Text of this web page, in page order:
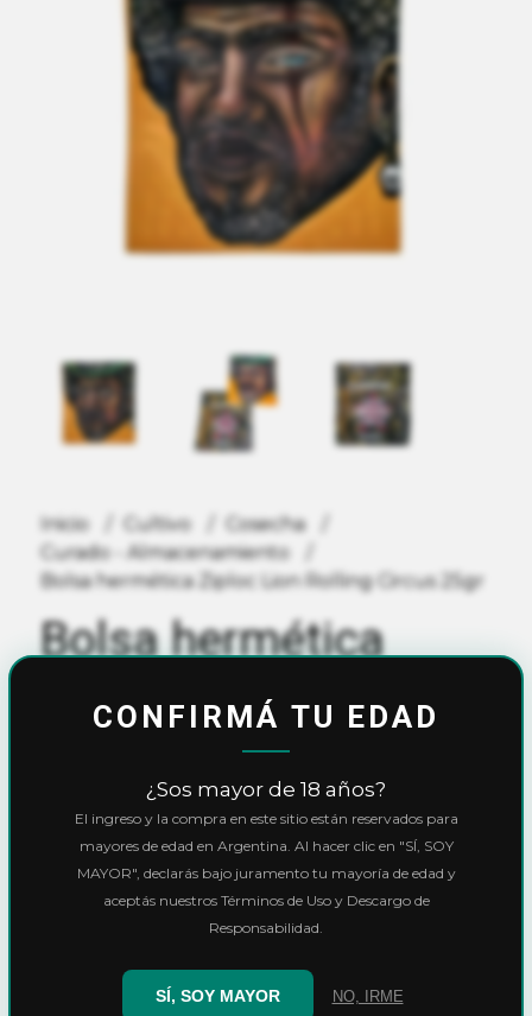
Inicio Cultivo
Cosecha
Curado - Almacenamiento
Bolsa hermética Ziploc Lion Rolling Circus 25gr
Bolsa hermética
Ziploc Lion Rolling
Circus 25gr
$2.900,00
10% OFFconTransferenciaoEfectivo
Precio final:$2.610,00
CONFIRMÁ TU EDAD
¿Sos mayor de 18 años?
El ingreso y la compra en este sitio están reservados para
mayores de edad en Argentina. Al hacer clic en "SÍ, SOY
MAYOR", declarás bajo juramento tu mayoría de edad y
aceptás nuestros Términos de Uso y Descargo de
Responsabilidad.
SÍ, SOY MAYOR NO, IRME